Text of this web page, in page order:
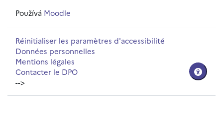
Používá Moodle
Réinitialiser les paramètres d'accessibilité
Données personnelles
Mentions légales
Contacter le DPO
-->